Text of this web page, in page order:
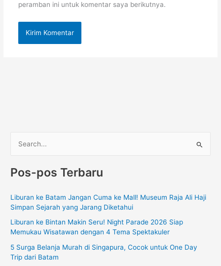
peramban ini untuk komentar saya berikutnya.
r
u
n
t
Pos-pos Terbaru
Liburan ke Batam Jangan Cuma ke Mall! Museum Raja Ali Haji
Simpan Sejarah yang Jarang Diketahui
Liburan ke Bintan Makin Seru! Night Parade 2026 Siap
Memukau Wisatawan dengan 4 Tema Spektakuler
5 Surga Belanja Murah di Singapura, Cocok untuk One Day
Trip dari Batam